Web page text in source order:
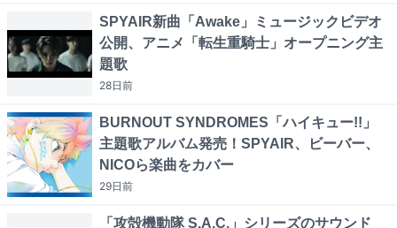
SPYAIR新曲「Awake」ミュージックビデオ
公開、アニメ「転生重騎士」オープニング主
題歌
28日前
BURNOUT SYNDROMES「ハイキュー!!」
主題歌アルバム発売！SPYAIR、ビーバー、
NICOら楽曲をカバー
29日前
「攻殻機動隊 S.A.C.」シリーズのサウンド